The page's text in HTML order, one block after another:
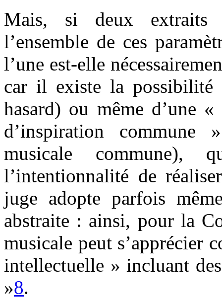
Mais, si deux extraits
l’ensemble de ces
l’une est-elle
car il existe la possibilité
hasard) ou même d’une «
d’inspiration commune
musicale commune),
l’intentionnalité de
juge adopte parfois
abstraite : ainsi, pour la
musicale peut s’apprécier
intellectuelle » incluant
»8.